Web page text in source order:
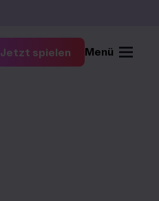
Jetzt spielen Menü